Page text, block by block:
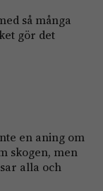
så många
gör det
en aning om
skogen, men
alla och